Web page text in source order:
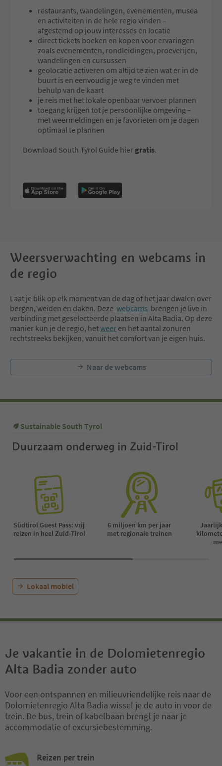
restaurants, wandelingen, evenementen, musea
en activiteiten in de hele regio vinden –
afgestemd op jouw interesses en locatie
direct tickets boeken en kopen voor ervaringen
zoals evenementen, rondleidingen, proeverijen,
wandelingen en cursussen
geolocatie activeren om altijd te zien wat er in de
buurt is en eenvoudig je weg te vinden met
behulp van de kaart
je reis met het lokale openbaar vervoer plannen
toegang krijgen tot je persoonlijke omgeving –
met weermeldingen en je favorieten om je dagen
optimaal te plannen
Download South Tyrol Guide hier gratis.
Weersverwachting en webcams in
de regio
Laat je blik op elk moment van de dag of het jaar dwalen over
bergen, weiden en daken. Deze webcams brengen je live in
verbinding met geselecteerde plaatsen in Alta Badia. Op deze
manier kun je de regio, hetweer en het aantal zonuren
rechtstreeks bekijken, vanuit het comfort van je eigen huis.
Naar de webcams
Sustainable South Tyrol
Duurzaam onderweg in Zuid-Tirol
Südtirol Guest Pass: vrij
reizen in heel Zuid-Tirol
6 miljoen km per jaar
met regionale treinen
Lokaal mobiel
Je vakantie in de Dolomietenregio
Alta Badia zonder auto
Voor een ontspannen en milieuvriendelijke reis naar de
Dolomietenregio Alta Badia wissel je de auto in voor de
trein. De bus, trein of kabelbaan brengt je naar je
accommodatie of excursiebestemming.
Reizen per trein